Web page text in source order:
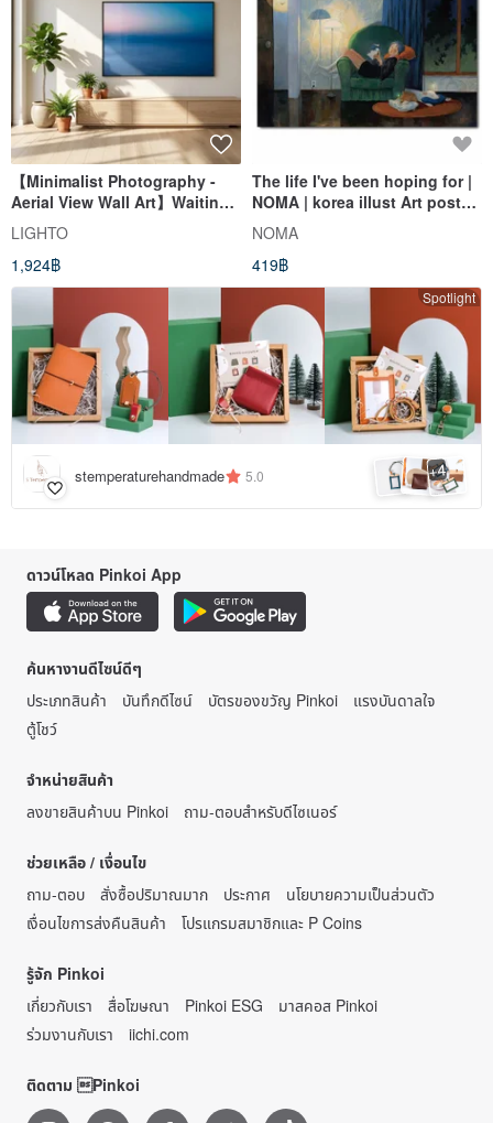
【Minimalist Photography -
Aerial View Wall Art】Waiting
for Another Dawn - aPo
LIGHTO
1,924฿
The life I've been hoping for |
NOMA | korea illust Art poster
A4 | Water color
NOMA
419฿
Spotlight
stemperaturehandmade 5.0 +4
ดาวน์โหลด Pinkoi App
ค้นหางานดีไซน์ดีๆ
ประเภทสินค้า
บันทึกดีไซน์ บัตรของขวัญ Pinkoi
แรงบันดาลใจ
ตู้โชว์
จำหน่ายสินค้า
ลงขายสินค้าบน Pinkoi
ถาม-ตอบสำหรับดีไซเนอร์
ช่วยเหลือ / เงื่อนไข
ถาม-ตอบ
สั่งซื้อปริมาณมาก ประกาศ
นโยบายความเป็นส่วนตัว
เงื่อนไขการส่งคืนสินค้า
โปรแกรมสมาชิกและ P Coins
รู้จัก Pinkoi
เกี่ยวกับเรา
สื่อโฆษณา Pinkoi ESG
มาสคอส Pinkoi
ร่วมงานกับเรา
iichi.com
ติดตาม Pinkoi